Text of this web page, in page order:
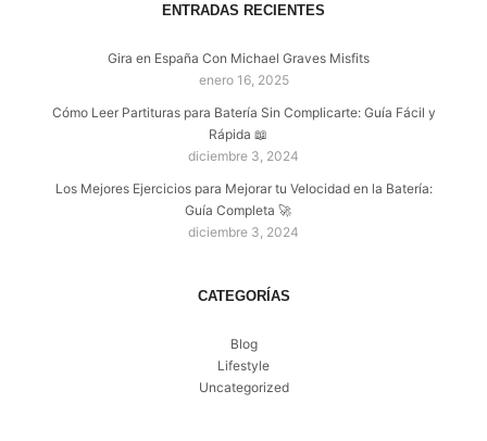
ENTRADAS RECIENTES
Gira en España Con Michael Graves Misfits
enero 16, 2025
Cómo Leer Partituras para Batería Sin Complicarte: Guía Fácil y
Rápida 📖
diciembre 3, 2024
Los Mejores Ejercicios para Mejorar tu Velocidad en la Batería:
Guía Completa 🚀
diciembre 3, 2024
CATEGORÍAS
Blog
Lifestyle
Uncategorized